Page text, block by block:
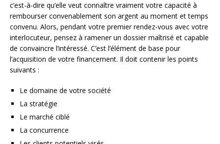
c’est-à-dire qu’elle veut connaître vraiment votre capacité à
rembourser convenablement son argent au moment et temps
convenu. Alors, pendant votre premier rendez-vous avec votre
interlocuteur, pensez à ramener un dossier maîtrisé et capable
de convaincre l’intéressé. C’est l’élément de base pour
l’acquisition de votre financement. Il doit contenir les points
suivants :
Le domaine de votre société
La stratégie
Le marché ciblé
La concurrence